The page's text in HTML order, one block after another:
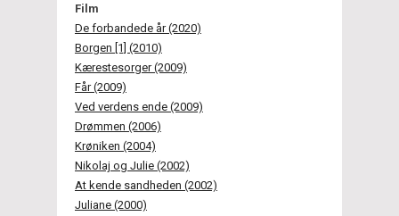
Film
De forbandede år (2020)
Borgen [1] (2010)
Kærestesorger (2009)
Får (2009)
Ved verdens ende (2009)
Drømmen (2006)
Krøniken (2004)
Nikolaj og Julie (2002)
At kende sandheden (2002)
Juliane (2000)